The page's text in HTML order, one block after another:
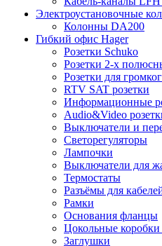
Электроустановочные
Колонны DA200
Гибкий офис Hager
Розетки Schuko
Розетки 2-х
Розетки для
RTV SAT розетки
Информационные
Audio&Video
Выключатели и
Светорегуляторы
Лампочки
Выключатели для
Термостаты
Разъёмы для
Рамки
Основания фланцы
Цокольные
Заглушки